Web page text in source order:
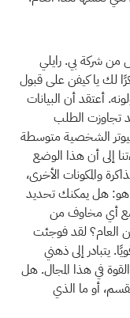
شركة بي. رايلي
لك يا كيفن على قبول
أعتقد أن البيانات
تجاوزت الطلب
الشخصية متوسطة
إلى أن هذا الوضع
والمكونات الأخرى،
هو: هل يمكنك تحديد
أي مخاوف من
العام؟ لقد فوجئت
يتبادر إلى ذهني
في هذا المجال. هل
أو ما الذي